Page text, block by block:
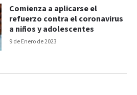
9 de Enero de 2023
Comienza a aplicarse el
refuerzo contra el coronavirus
a niños y adolescentes